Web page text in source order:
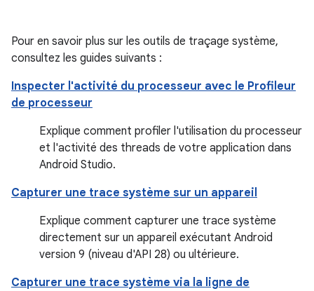
Pour en savoir plus sur les outils de traçage système,
consultez les guides suivants :
Inspecter l'activité du processeur avec le Profileur
de processeur
Explique comment profiler l'utilisation du processeur
et l'activité des threads de votre application dans
Android Studio.
Capturer une trace système sur un appareil
Explique comment capturer une trace système
directement sur un appareil exécutant Android
version 9 (niveau d'API 28) ou ultérieure.
Capturer une trace système via la ligne de